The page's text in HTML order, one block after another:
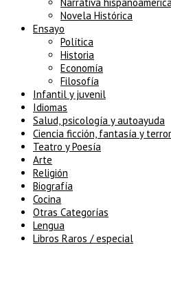
Novela Histórica
Ensayo
Política
Historia
Economía
Filosofía
Infantil y juvenil
Idiomas
Salud, psicología y autoayuda
Ciencia ficción, fantasía y terror
Teatro y Poesía
Arte
Religión
Biografía
Cocina
Otras Categorías
Lengua
Libros Raros / especial